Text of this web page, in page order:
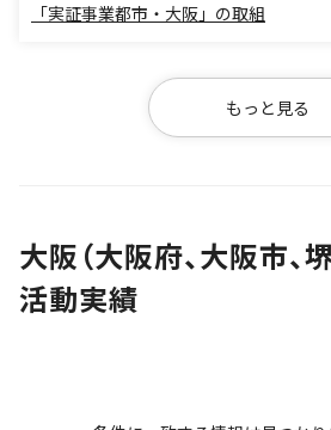
「実証事業都市・大阪」の取組
もっと見る
大阪（大阪府、大阪市、
活動実績